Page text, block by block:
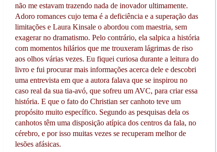
não me estavam trazendo nada de inovador ultimamente.
Adoro romances cujo tema é a deficiência e a superação das
limitações e Laura Kinsale o abordou com maestria, sem
exagerar no dramatismo. Pelo contrário, ela salpica a história
com momentos hilários que me trouxeram lágrimas de riso
aos olhos várias vezes. Eu fiquei curiosa durante a leitura do
livro e fui procurar mais informações acerca dele e descobri
uma entrevista em que a autora falava que se inspirou no
caso real da sua tia-avó, que sofreu um AVC, para criar essa
história. E que o fato do Christian ser canhoto teve um
propósito muito específico. Segundo as pesquisas dela os
canhotos têm uma disposição atípica dos centros da fala, no
cérebro, e por isso muitas vezes se recuperam melhor de
lesões afásicas.